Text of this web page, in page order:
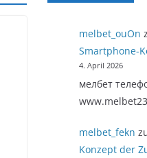
melbet_ouOn
Smartphone-
4. April 2026
мелбет
melbet_fekn
Konzept der